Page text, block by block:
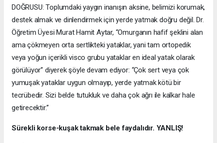
DOĞRUSU: Toplumdaki yaygın inanışın aksine, belimizi korumak,
destek almak ve dinlendirmek için yerde yatmak doğru değil. Dr.
Öğretim Üyesi Murat Hamit Aytar, “Omurganın hafif şeklini alan
ama çökmeyen orta sertlikteki yataklar, yani tam ortopedik
veya yoğun içerikli visco grubu yataklar en ideal yatak olarak
görülüyor” diyerek şöyle devam ediyor: “Çok sert veya çok
yumuşak yataklar uygun olmayıp, yerde yatmak kötü bir
tecrübedir. Sizi belde tutukluk ve daha çok ağrı ile kalkar hale
getirecektir.”
Sürekli korse-kuşak takmak bele faydalıdır. YANLIŞ!